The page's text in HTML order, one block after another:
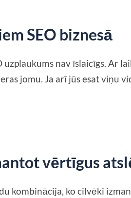
SEO biznesā
uzplaukums nav īslaicīgs. Ar
jomu. Ja arī jūs esat viņu
vērtīgus
kombinācija, ko cilvēki